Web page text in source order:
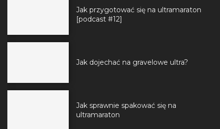
Jak przygotować się na ultramaraton
[podcast #12]
Jak dojechać na gravelowe ultra?
Jak sprawnie spakować się na
ultramaraton